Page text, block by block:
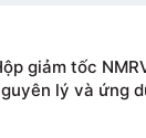
giảm tốc
lý và ứng